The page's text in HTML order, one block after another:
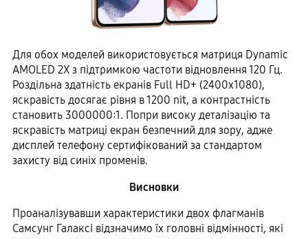
Для обох моделей використовується матриця Dynamic
AMOLED 2X з підтримкою частоти відновлення 120 Гц.
Роздільна здатність екранів Full HD+ (2400x1080),
яскравість досягає рівня в 1200 nit, а контрастність
становить 3000000:1. Попри високу деталізацію та
яскравість матриці екран безпечний для зору, адже
дисплей телефону сертифікований за стандартом
захисту від синіх променів.
Висновки
Проаналізувавши характеристики двох флагманів
Самсунг Галаксі відзначимо їх головні відмінності, які